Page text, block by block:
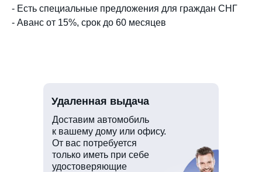
- Есть специальные предложения для граждан СНГ
- Аванс от 15%, срок до 60 месяцев
Доставим автомобиль
к вашему дому или офису.
От вас потребуется
только иметь при себе
удостоверяющие
Удаленная выдача